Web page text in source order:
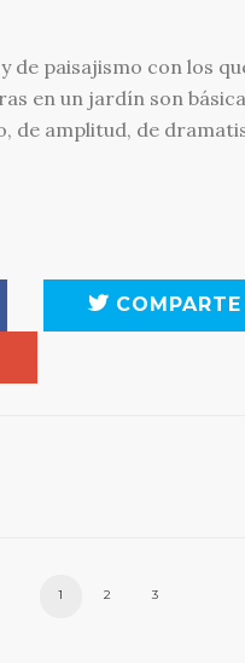
de paisajismo con los
en un jardín son
de amplitud, de
1 2 3